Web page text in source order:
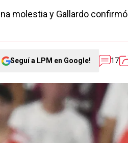
molestia y Gallardo confirmó
Seguí a LPM en Google! 17